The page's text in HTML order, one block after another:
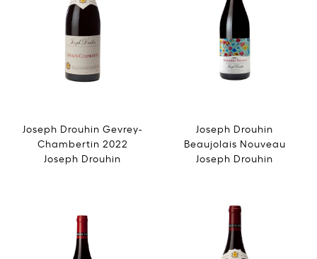
Joseph Drouhin Gevrey-
Chambertin 2022
Joseph Drouhin
Joseph Drouhin
Beaujolais Nouveau
Joseph Drouhin